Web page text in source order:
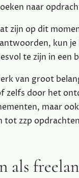
naar
zijn op dit
kun
te zijn in een
van groot
zelfs door het
maar
zzp
als